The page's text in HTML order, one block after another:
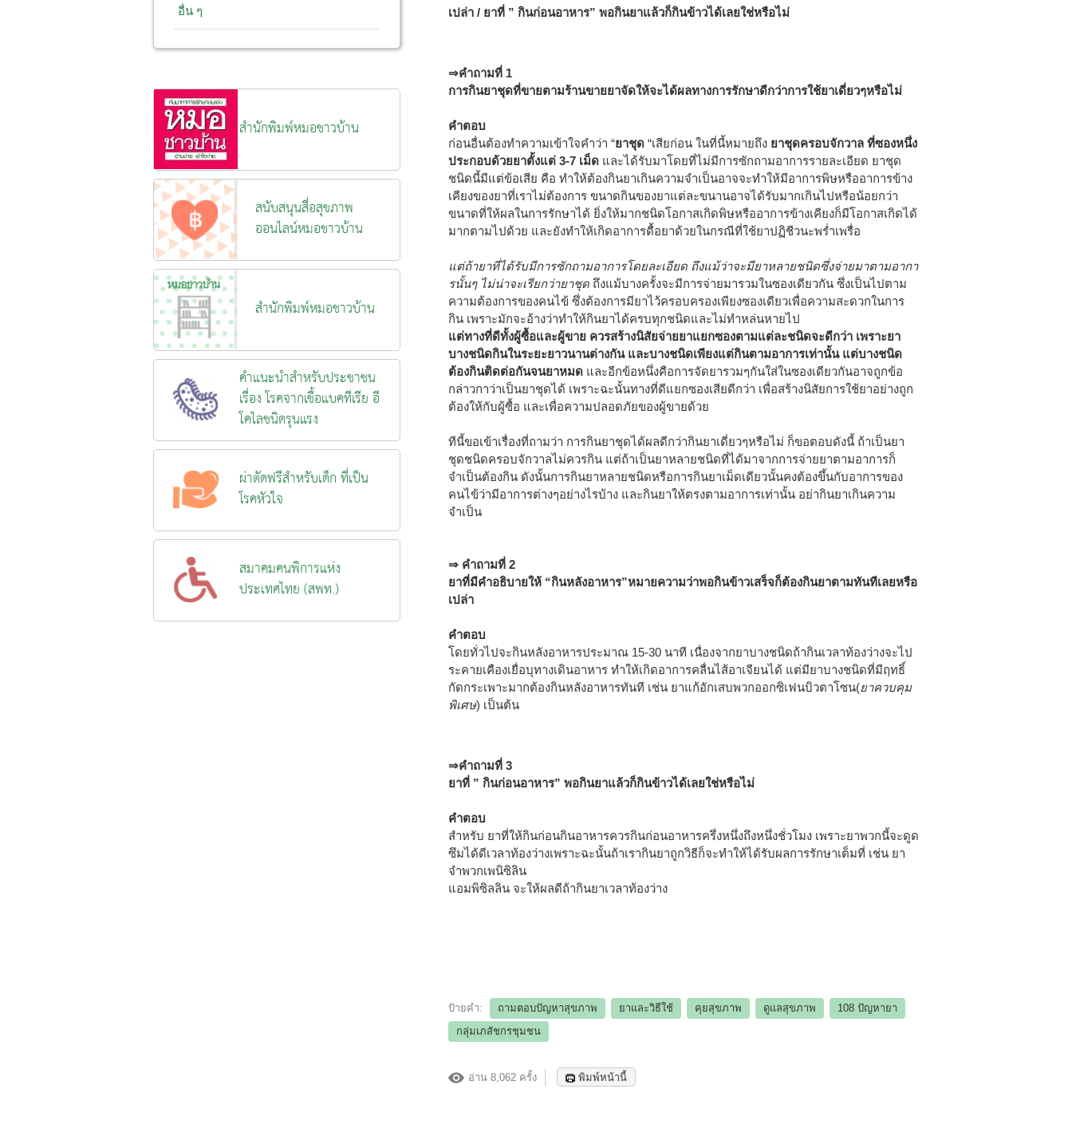
เปล่า / ยาที่ ” กินก่อนอาหาร” พอกินยาแล้วก็กินข้าวได้เลยใช่หรือไม่
⇒คำถามที่ 1
การกินยาชุดที่ขายตามร้านขายยาจัดให้จะได้ผลทางการรักษาดีกว่าการใช้ยาเดี่ยวๆหรือไม่
คำตอบ
ก่อนอื่นต้องทำความเข้าใจคำว่า “ยาชุด “เสียก่อน ในที่นี้หมายถึง ยาชุดครอบจักวาล ที่ซองหนึ่ง
ประกอบด้วยยาตั้งแต่ 3-7 เม็ด และได้รับมาโดยที่ไม่มีการซักถามอาการรายละเอียด ยาชุด
ชนิดนี้มีแต่ข้อเสีย คือ ทำให้ต้องกินยาเกินความจำเป็นอาจจะทำให้มีอาการพิษหรืออาการข้าง
เคียงของยาที่เราไม่ต้องการ ขนาดกินของยาแต่ละขนานอาจได้รับมากเกินไปหรือน้อยกว่า
ขนาดที่ให้ผลในการรักษาได้ ยิ่งให้มากชนิดโอกาสเกิดพิษหรืออาการข้างเคียงก็มีโอกาสเกิดได้
มากตามไปด้วย และยังทำให้เกิดอาการดื้อยาด้วยในกรณีที่ใช้ยาปฏิชีวนะพร่ำเพรื่อ
แต่ถ้ายาที่ได้รับมีการซักถามอาการโดยละเอียด ถึงแม้ว่าจะมียาหลายชนิดซึ่งจ่ายมาตามอากา
รนั้นๆ ไม่น่าจะเรียกว่ายาชุด ถึงแม้บางครั้งจะมีการจ่ายมารวมในซองเดียวกัน ซึ่งเป็นไปตาม
ความต้องการของคนไข้ ซึ่งต้องการมียาไว้ครอบครองเพียงซองเดียวเพื่อความสะดวกในการ
กิน เพราะมักจะอ้างว่าทำให้กินยาได้ครบทุกชนิดและไม่ทำหล่นหายไป
แต่ทางที่ดีทั้งผู้ซื้อและผู้ขาย ควรสร้างนิสัยจ่ายยาแยกซองตามแต่ละชนิดจะดีกว่า เพราะยา
บางชนิดกินในระยะยาวนานต่างกัน และบางชนิดเพียงแต่กินตามอาการเท่านั้น แต่บางชนิด
ต้องกินติดต่อกันจนยาหมด และอีกข้อหนึ่งคือการจัดยารวมๆกันใส่ในซองเดียวกันอาจถูกข้อ
กล่าวกาว่าเป็นยาชุดได้ เพราะฉะนั้นทางที่ดีแยกซองเสียดีกว่า เพื่อสร้างนิสัยการใช้ยาอย่างถูก
ต้องให้กับผู้ซื้อ และเพื่อความปลอดภัยของผู้ขายด้วย
ทีนี้ขอเข้าเรื่องที่ถามว่า การกินยาชุดได้ผลดีกว่ากินยาเดี่ยวๆหรือไม่ ก็ขอตอบดังนี้ ถ้าเป็นยา
ชุดชนิดครอบจักวาลไม่ควรกิน แต่ถ้าเป็นยาหลายชนิดที่ได้มาจากการจ่ายยาตามอาการก็
จำเป็นต้องกิน ดังนั้นการกินยาหลายชนิดหรือการกินยาเม็ดเดียวนั้นคงต้องขึ้นกับอาการของ
คนไข้ว่ามีอาการต่างๆอย่างไรบ้าง และกินยาให้ตรงตามอาการเท่านั้น อย่ากินยาเกินความ
จำเป็น
⇒ คำถามที่ 2
ยาที่มีคำอธิบายให้ “กินหลังอาหาร”หมายความว่าพอกินข้าวเสร็จก็ต้องกินยาตามทันทีเลยหรือ
เปล่า
คำตอบ
โดยทั่วไปจะกินหลังอาหารประมาณ 15-30 นาที เนื่องจากยาบางชนิดถ้ากินเวลาท้องว่างจะไป
ระคายเคืองเยื่อบุทางเดินอาหาร ทำให้เกิดอาการคลื่นไส้อาเจียนได้ แต่มียาบางชนิดที่มีฤทธิ์
กัดกระเพาะมากต้องกินหลังอาหารทันที เช่น ยาแก้อักเสบพวกออกซิเฟนบิวตาโซน(ยาควบคุม
พิเศษ) เป็นต้น
⇒คำถามที่ 3
ยาที่ ” กินก่อนอาหาร” พอกินยาแล้วก็กินข้าวได้เลยใช่หรือไม่
คำตอบ
สำหรับ ยาที่ให้กินก่อนกินอาหารควรกินก่อนอาหารครึ่งหนึ่งถึงหนึ่งชั่วโมง เพราะยาพวกนี้จะดูด
ซึมได้ดีเวลาท้องว่างเพราะฉะนั้นถ้าเรากินยาถูกวิธีก็จะทำให้ได้รับผลการรักษาเต็มที่ เช่น ยา
จำพวกเพนิซิลิน
แอมพิซิลลิน จะให้ผลดีถ้ากินยาเวลาท้องว่าง
ป้ายคำ: ถามตอบปัญหาสุขภาพ ยาและวิธีใช้ คุยสุขภาพ ดูแลสุขภาพ
108 ปัญหายา
กลุ่มเภสัชกรชุมชน
อ่าน 8,062 ครั้ง พิมพ์หน้านี้
อื่น ๆ
สำนักพิมพ์หมอชาวบ้าน
สนับสนุนสื่อสุขภาพ
ออนไลน์หมอชาวบ้าน
สำนักพิมพ์หมอชาวบ้าน
คำแนะนำสำหรับประชาชน
เรื่อง โรคจากเชื้อแบคทีเรีย อี
โคไลชนิดรุนแรง
ผ่าตัดฟรีสำหรับเด็ก ที่เป็น
โรคหัวใจ
สมาคมคนพิการแห่ง
ประเทศไทย (สพท.)